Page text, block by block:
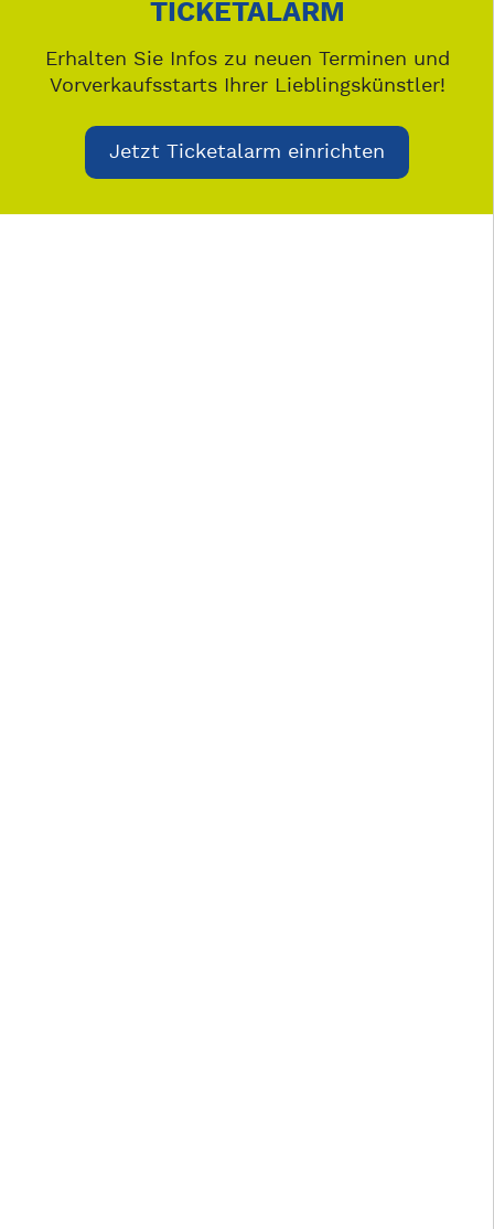
TICKETALARM
Erhalten Sie Infos zu neuen Terminen und
Vorverkaufsstarts Ihrer Lieblingskünstler!
Jetzt Ticketalarm einrichten